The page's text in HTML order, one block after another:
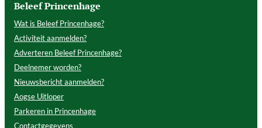
Beleef Princenhage
Wat is Beleef Princenhage?
Activiteit aanmelden?
Adverteren Beleef Princenhage?
Deelnemer worden?
Nieuwsbericht aanmelden?
Aogse Uitloper
Parkeren in Princenhage
Contactgegevens